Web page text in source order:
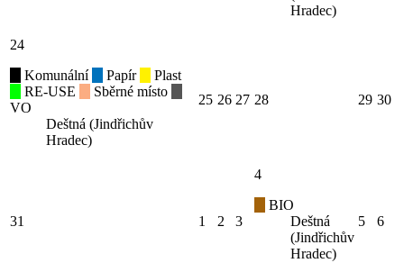
Hradec)
24
Komunální
Papír
Plast
RE-USE
Sběrné místo
VO
Deštná (Jindřichův
Hradec)
25 26 27 28 29 30
31 1 2 3
4
BIO
Deštná
(Jindřichův
Hradec)
5 6